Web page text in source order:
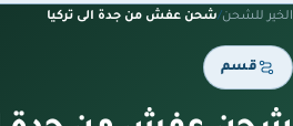
الخير للشحن/شحن عفش من جدة الى تركيا
قسم